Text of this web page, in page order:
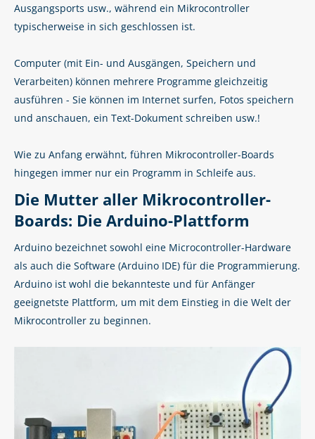
Ausgangsports usw., während ein Mikrocontroller
typischerweise in sich geschlossen ist.
Computer (mit Ein- und Ausgängen, Speichern und
Verarbeiten) können mehrere Programme gleichzeitig
ausführen - Sie können im Internet surfen, Fotos speichern
und anschauen, ein Text-Dokument schreiben usw.!
Wie zu Anfang erwähnt, führen Mikrocontroller-Boards
hingegen immer nur ein Programm in Schleife aus.
Die Mutter aller Mikrocontroller-
Boards: Die Arduino-Plattform
Arduino bezeichnet sowohl eine Microcontroller-Hardware
als auch die Software (Arduino IDE) für die Programmierung.
Arduino ist wohl die bekannteste und für Anfänger
geeignetste Plattform, um mit dem Einstieg in die Welt der
Mikrocontroller zu beginnen.